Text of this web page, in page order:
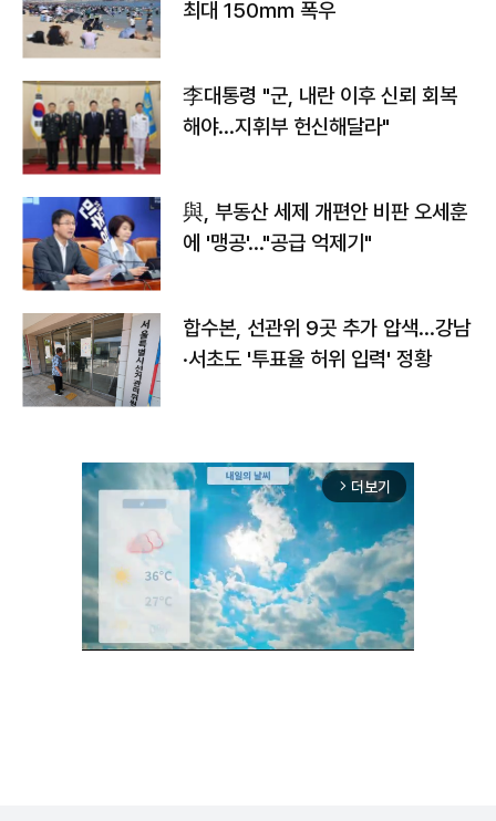
최대 150㎜ 폭우
李대통령 "군, 내란 이후 신뢰 회복
해야…지휘부 헌신해달라"
與, 부동산 세제 개편안 비판 오세훈
에 '맹공'…"공급 억제기"
합수본, 선관위 9곳 추가 압색…강남
·서초도 '투표율 허위 입력' 정황
arrow_forward_ios 더보기